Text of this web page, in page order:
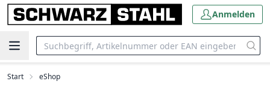
Anmelden
Start eShop